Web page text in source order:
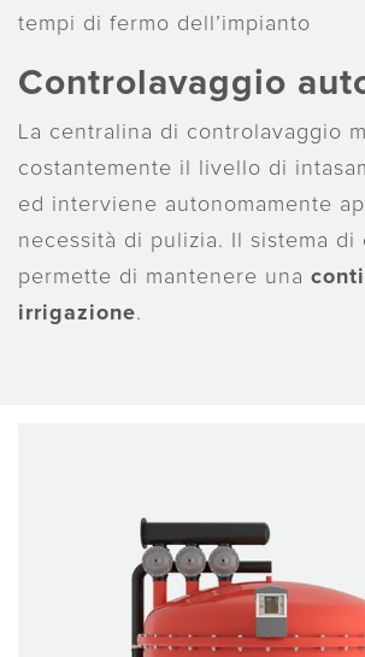
tempi di fermo dell’impianto
Controlavaggio
La centralina di controlavaggio
costantemente il livello di
ed interviene autonomamente
necessità di pulizia. Il sistema di
permette di mantenere una
irrigazione.